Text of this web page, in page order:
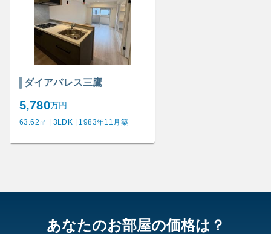
ダイアパレス三鷹
5,780万円
63.62㎡ | 3LDK | 1983年11月築
あなたのお部屋の価格は？